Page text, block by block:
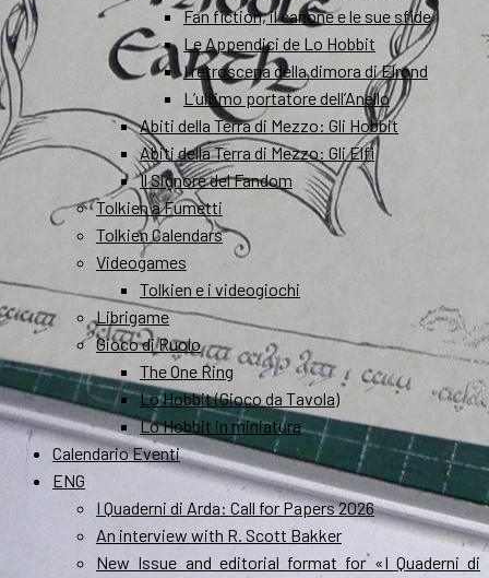
Fan fiction, il canone e le sue sfide
Le Appendici de Lo Hobbit
I retroscena della dimora di Elrond
L’ultimo portatore dell’Anello
Abiti della Terra di Mezzo: Gli Hobbit
Abiti della Terra di Mezzo: Gli Elfi
Il Signore del Fandom
Tolkien a Fumetti
Tolkien Calendars
Videogames
Tolkien e i videogiochi
Librigame
Gioco di Ruolo
The One Ring
Lo Hobbit (Gioco da Tavola)
Lo Hobbit in miniatura
Calendario Eventi
ENG
I Quaderni di Arda: Call for Papers 2026
An interview with R. Scott Bakker
New Issue and editorial format for «I Quaderni di